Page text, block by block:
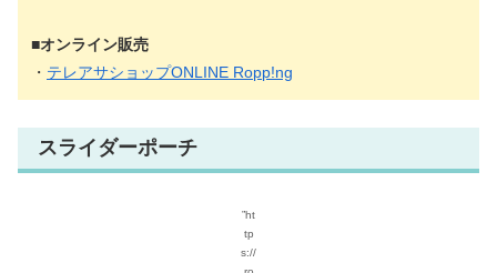
■オンライン販売
・ テレアサショップONLINE Ropp!ng
スライダーポーチ
”ht
tp
s://